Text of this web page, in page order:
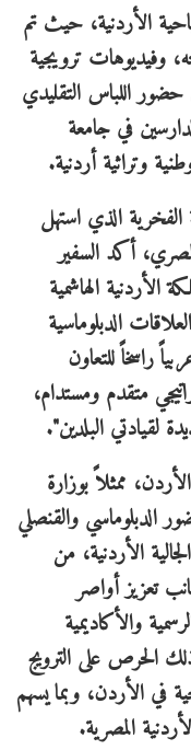
الأردنية، حيث تم
وفيديوهات ترويجية
حضور اللباس التقليدي
في جامعة
وتراثية أردنية.
الذي استهل
أكد السفير
الأردنية الهاشمية
الدبلوماسية
راسخاً للتعاون
متقدم ومستدام،
لقيادتي البلدين".
ممثلاً بوزارة
الدبلوماسي والقنصلي
الأردنية، من
تعزيز أواصر
والأكاديمية
الحرص على الترويج
في الأردن، وبما يسهم
المصرية.